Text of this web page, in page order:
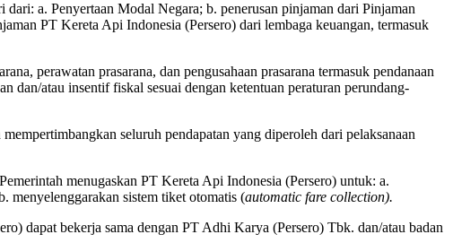
a. Penyertaan Modal Negara; b. penerusan pinjaman dari Pinjaman
PT Kereta Api Indonesia (Persero) dari lembaga keuangan, termasuk
perawatan prasarana, dan pengusahaan prasarana termasuk pendanaan
dan/atau insentif fiskal sesuai dengan ketentuan peraturan perundang-
seluruh pendapatan yang diperoleh dari pelaksanaan
menugaskan PT Kereta Api Indonesia (Persero) untuk: a.
menyelenggarakan sistem tiket otomatis (automatic fare collection).
dapat bekerja sama dengan PT Adhi Karya (Persero) Tbk. dan/atau badan